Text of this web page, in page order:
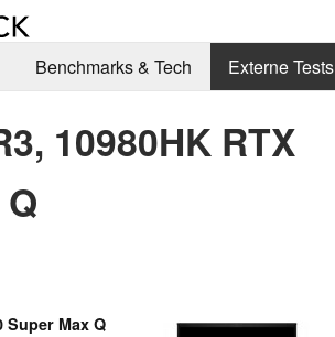
Benchmarks & Tech Externe Tests
10980HK RTX
Super Max Q